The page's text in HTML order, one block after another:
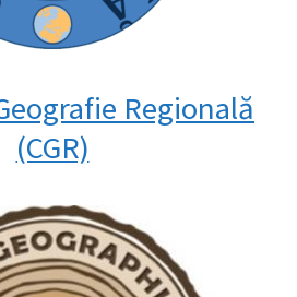
Regională
(CGR)